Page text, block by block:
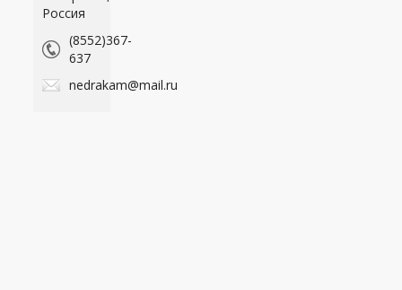
Россия
(8552)367-
637
nedrakam@mail.ru